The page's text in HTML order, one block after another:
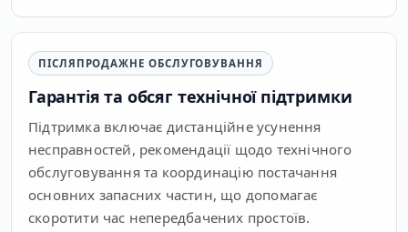
ПІСЛЯПРОДАЖНЕ ОБСЛУГОВУВАННЯ
Гарантія та обсяг технічної підтримки
Підтримка включає дистанційне усунення
несправностей, рекомендації щодо технічного
обслуговування та координацію постачання
основних запасних частин, що допомагає
скоротити час непередбачених простоїв.